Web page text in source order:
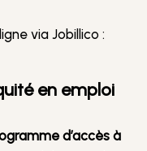
via Jobillico :
en emploi
d’accès à